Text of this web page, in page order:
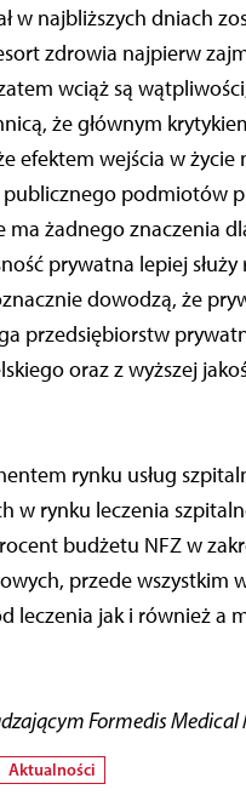
w najbliższych dniach
zdrowia najpierw
wciąż są
że głównym
efektem wejścia w
podmiotów
żadnego znaczenia
prywatna lepiej
dowodzą, że
przedsiębiorstw
oraz z wyższej
rynku usług
w rynku leczenia
budżetu NFZ w
przede wszystkim
leczenia jak i również a
Formedis
Aktualności